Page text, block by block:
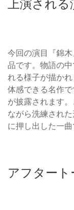
上演される
今回の演目『錦
品です。物語の
れる様子が描か
体感できる名作
が披露されます
ながら洗練され
に押し出した一曲
アフタート